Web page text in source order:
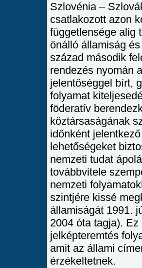
Szlovénia –
csatlakozott azon
függetlensége alig
önálló államiság
század második
rendezés nyomán
jelentőséggel bírt,
folyamat
föderatív
köztársaságának
időnként
lehetőségeket
nemzeti tudat
továbbvitele
nemzeti
szintjére kissé
államiságát 1991.
2004 óta tagja).
jelképteremtés
amit az állami
érzékeltetnek.